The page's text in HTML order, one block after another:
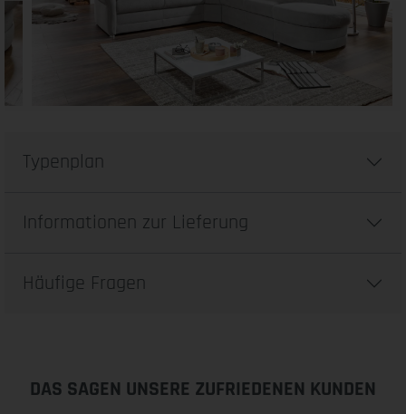
Typenplan
Informationen zur Lieferung
Häufige Fragen
DAS SAGEN UNSERE ZUFRIEDENEN KUNDEN